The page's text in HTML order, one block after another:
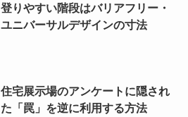
登りやすい階段はバリアフリー・
ユニバーサルデザインの寸法
住宅展示場のアンケートに隠され
た「罠」を逆に利用する方法